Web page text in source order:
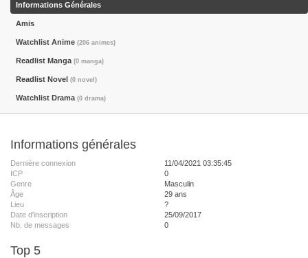
Informations Générales
Amis
Watchlist Anime (206 animes)
Readlist Manga (0 manga)
Readlist Novel (0 novel)
Watchlist Drama (0 drama)
Informations générales
Dernière connexion
11/04/2021 03:35:45
ICP
0
Genre
Masculin
Âge
29 ans
Lieu
?
Date d'inscription
25/09/2017
Nb. de messages
0
Top 5